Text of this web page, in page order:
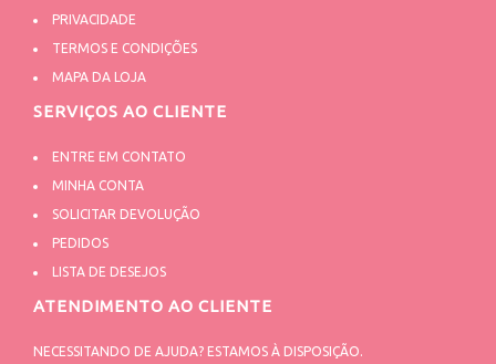
PRIVACIDADE
TERMOS E CONDIÇÕES
MAPA DA LOJA
SERVIÇOS AO CLIENTE
ENTRE EM CONTATO
MINHA CONTA
SOLICITAR DEVOLUÇÃO
PEDIDOS
LISTA DE DESEJOS
ATENDIMENTO AO CLIENTE
NECESSITANDO DE AJUDA? ESTAMOS À DISPOSIÇÃO.